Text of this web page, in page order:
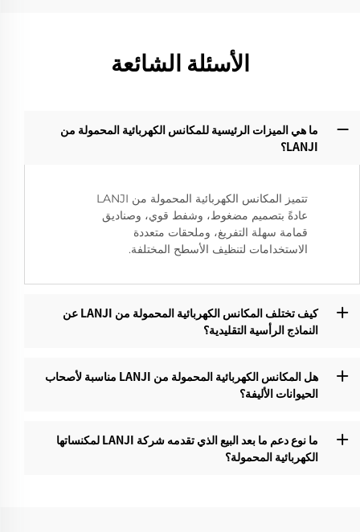
الأسئلة الشائعة
ما هي الميزات الرئيسية للمكانس الكهربائية المحمولة من
LANJI؟‌
تتميز المكانس الكهربائية المحمولة من LANJI
عادةً بتصميم مضغوط، وشفط قوي، وصناديق
قمامة سهلة التفريغ، وملحقات متعددة
الاستخدامات لتنظيف الأسطح المختلفة.
كيف تختلف المكانس الكهربائية المحمولة من LANJI عن
النماذج الرأسية التقليدية؟‌
هل المكانس الكهربائية المحمولة من LANJI مناسبة لأصحاب
الحيوانات الأليفة؟
ما نوع دعم ما بعد البيع الذي تقدمه شركة LANJI لمكنساتها
الكهربائية المحمولة؟‌